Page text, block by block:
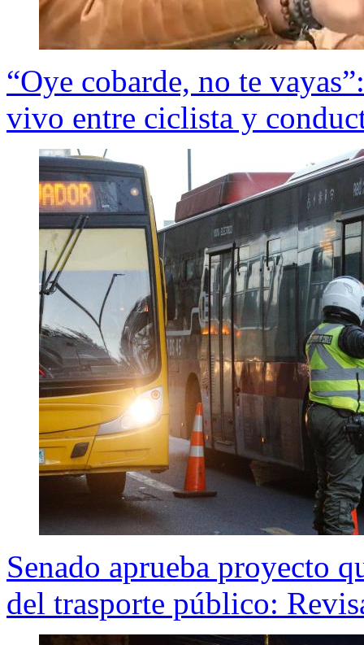
“Oye cobarde, no te
vivo entre ciclista y
Senado aprueba proyecto
del trasporte público: